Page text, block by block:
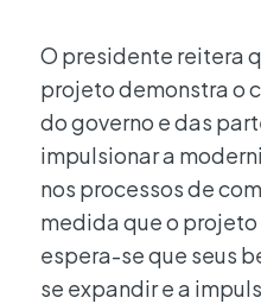
O presidente reitera
projeto demonstra o
do governo e das
impulsionar a
nos processos de
medida que o
espera-se que seus
se expandir e a